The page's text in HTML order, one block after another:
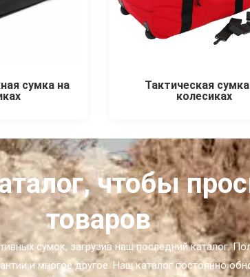
сумка на
Тактическая
колесиках
чтобы
товаров
сумок, загрузив наш последний каталог.
и многое другое. Наш каталог постоянно